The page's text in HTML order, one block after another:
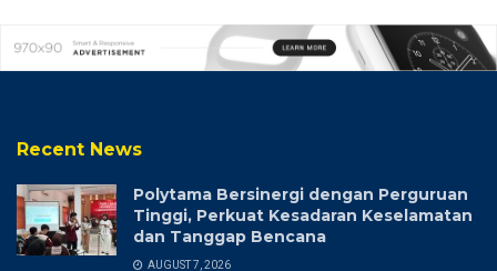
Recent News
Polytama Bersinergi dengan Perguruan
Tinggi, Perkuat Kesadaran Keselamatan
dan Tanggap Bencana
AUGUST 7, 2026